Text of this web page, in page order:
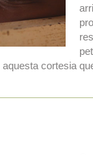
cortesia